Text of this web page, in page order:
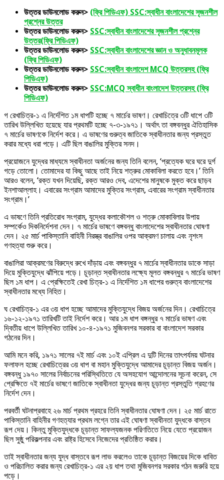
উত্তর ডাউনলোড করুন> (ফ্রি পিডিএফ) SSC:স্বাধীন বাংলাদেশের সৃজনশীল
প্রশ্নের উত্তর
উত্তর ডাউনলোড করুন> SSC:স্বাধীন বাংলাদেশের সৃজনশীল প্রশ্নের
উত্তর(ফ্রি পিডিএফ)
উত্তর ডাউনলোড করুন> SSC:স্বাধীন বাংলাদেশের জ্ঞান ও অনুধাবনমূলক
(ফ্রি পিডিএফ)
উত্তর ডাউনলোড করুন> SSC:স্বাধীন বাংলাদেশ MCQ উত্তরসহ (ফ্রি
পিডিএফ)
উত্তর ডাউনলোড করুন> SSC:MCQ স্বাধীন বাংলাদেশ উত্তরসহ (ফ্রি
পিডিএফ)
গ রেখাচিত্র-১ এ নির্দেশিত ১ম ধাপটি হচ্ছে ৭ মার্চের ভাষণ। রেখাচিত্রে ৩টি ধাপে ৩টি
তারিখ উল্লিখিত হয়েছে যার প্রথমটি হচ্ছে ৭-৩-১৯৭১। অর্থাৎ তা বঙ্গবন্ধুর ঐতিহাসিক
৭ মার্চের ভাষণকে নির্দেশ করে। এ ভাষণের গুরুত্ব জাতিকে স্বাধীনতার জন্য প্রস্তুত
করার মধ্যে ধরা পড়ে। এটি ছিল বাঙালির মুক্তির সনদ।
প্রয়োজনে যুদ্ধের মাধ্যমে স্বাধীনতা অর্জনের জন্য তিনি বলেন, ‘প্রত্যেক ঘরে ঘরে দুর্গ
গড়ে তোলো। তোমাদের যা কিছু আছে তাই নিয়ে শত্রুর মোকাবিলা করতে হবে।’ তিনি
আরও বলেন, ‘রক্ত যখন দিয়েছি, রক্ত আরও দেব, এদেশের মানুষকে মুক্ত করে ছাড়ব
ইনশাআল্লাহ। এবারের সংগ্রাম আমাদের মুক্তির সংগ্রাম, এবারের সংগ্রাম স্বাধীনতার
সংগ্রাম।’
এ ভাষণে তিনি প্রতিরোধ সংগ্রাম, যুদ্ধের কলাকৌশল ও শত্রু মোকাবিলার উপায়
সম্পর্কেও দিকনির্দেশনা দেন। ৭ মার্চের ভাষণে বঙ্গবন্ধু বাংলাদেশের স্বাধীনতার ঘোষণা
দেন। ২৫ মার্চ পাকিস্তানি বাহিনী নিরস্ত্র বাঙালির ওপর আক্রমণ চালায় এবং নৃশংস
গণহত্যা শুরু করে।
বাঙালিরা আক্রমণের বিরুদ্ধে রুখে দাঁড়ায় এবং বঙ্গবন্ধুর ৭ মার্চের স্বাধীনতার ডাকে সাড়া
দিয়ে মুক্তিযুদ্ধে ঝাঁপিয়ে পড়ে। চূড়ান্ত স্বাধীনতার লক্ষ্যে মূলত বঙ্গবন্ধুর ৭ মার্চের ভাষণ
ছিল ১ম ধাপ। এ প্রেক্ষিতেই রেখা চিত্র-১ এ নির্দেশিত ১ম ধাপের গুরুত্ব বাংলাদেশের
স্বাধীনতার মধ্যে নিহিত।
ঘ রেখাচিত্র-১ এর ৩য় ধাপ হচ্ছে আমাদের মুক্তিযুদ্ধে বিজয় অর্জনের দিন। রেখাচিত্রে
১৬-১২-১৯৭১ তারিখটি তাই নির্দেশ করে। আর ১ম ধাপ বঙ্গন্ধুর ৭ মার্চের ভাষণ এবং
দ্বিতীয় ধাপে উল্লিখিত তারিখ ১০-৪-১৯৭১ মুজিবনগর সরকার বা বাংলাদেশ সরকার
গঠনের দিন।
আমি মনে করি, ১৯৭১ সালের ৭ই মার্চ এবং ১০ই এপ্রিল এ দুটি দিনের তাৎপর্যময় ঘটনার
ফলাফল হচ্ছে রেখাচিত্রের ৩য় ধাপ বা মহান মুক্তিযুদ্ধে আমাদের চূড়ান্ত বিজয় অর্জন।
বঙ্গবন্ধু ১৯৭০ সালের নির্বাচনের পরিস্থিতিতে যে অসহযোগ আন্দোলনের সূচনা করেন, সে
প্রেক্ষিতে ৭ই মার্চের ভাষণে জাতিকে স্বাধীনতা যুদ্ধের জন্য চূড়ান্ত প্রস্তুতি গ্রহণের
নির্দেশ দেন।
পরবর্তী ঘটনাপ্রবাহে ২৬ মার্চ প্রথম প্রহরে তিনি স্বাধীনতার ঘোষণা দেন। ২৫ মার্চ রাতে
পাকিস্তানি বাহিনীর গণহত্যার প্রথম লগ্নে তার এই ঘোষণা স্বাধীনতা যুদ্ধকে বাস্তব
রূপ দেয়। কিন্তু মুক্তিযুদ্ধকে চূড়ান্ত সাফল্যজনক পরিণতিতে নিয়ে যেতে প্রয়োজন
ছিল সুষ্ঠু পরিকল্পনার এবং রাষ্ট্র হিসেবে নিজেদের প্রতিষ্ঠিত করার।
তাই স্বাধীনতার জন্য যুদ্ধ বাস্তবে রূপ লাভ করলেও তাকে চূড়ান্ত বিজয়ের দিকে ধাবিত
ও পরিচালিত করার জন্য রেখাচিত্র-১ এর ২য় ধাপ তথা মুজিবনগর সরকার গঠন জরুরি হয়ে
পড়ে।